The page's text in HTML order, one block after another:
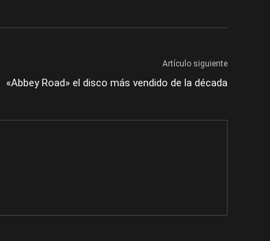
Artículo siguiente
«Abbey Road» el disco más vendido de la década